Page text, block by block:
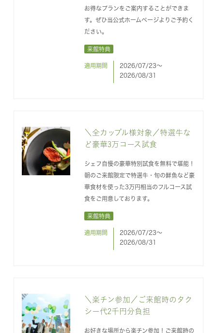
お得なプランをご案内することができま
す。ぜひ当公式ホームページよりご予約く
ださい。
来館特典
適用期間
2026/07/23〜
2026/08/31
＼全カップル様対象／特選牛な
ど豪華3万コース試食
シェフ自慢の豪華特別試食を無料で堪能！
朝のご来館限定で特選牛・旬の鮮魚など豪
華食材を使った3万円相当のフルコース試
食をご用意しております。
来館特典
適用期間
2026/07/23〜
2026/08/31
＼楽チン参加／ご来館時のタク
シー代2千円分負担
お好きな場所から楽チン参加！ご来館時の